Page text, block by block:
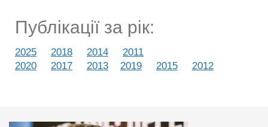
Публікації за рік:
2025 2018 2014
2011
2020
2017 2013 2019 2015 2012